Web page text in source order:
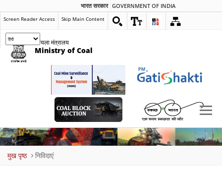
भारत सरकार GOVERNMENT OF INDIA
Screen Reader Access Skip Main Content
कोयला मंत्रालय
Ministry of Coal
Breadcrumb
मुख पृष्ठ निविदाएं